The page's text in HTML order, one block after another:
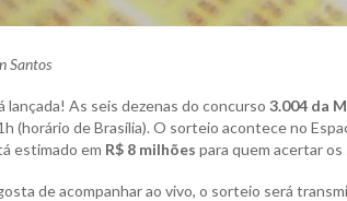
Santos
lançada! As seis dezenas do concurso 3.004 da
(horário de Brasília). O sorteio acontece no
estimado em R$ 8 milhões para quem acertar os
de acompanhar ao vivo, o sorteio será